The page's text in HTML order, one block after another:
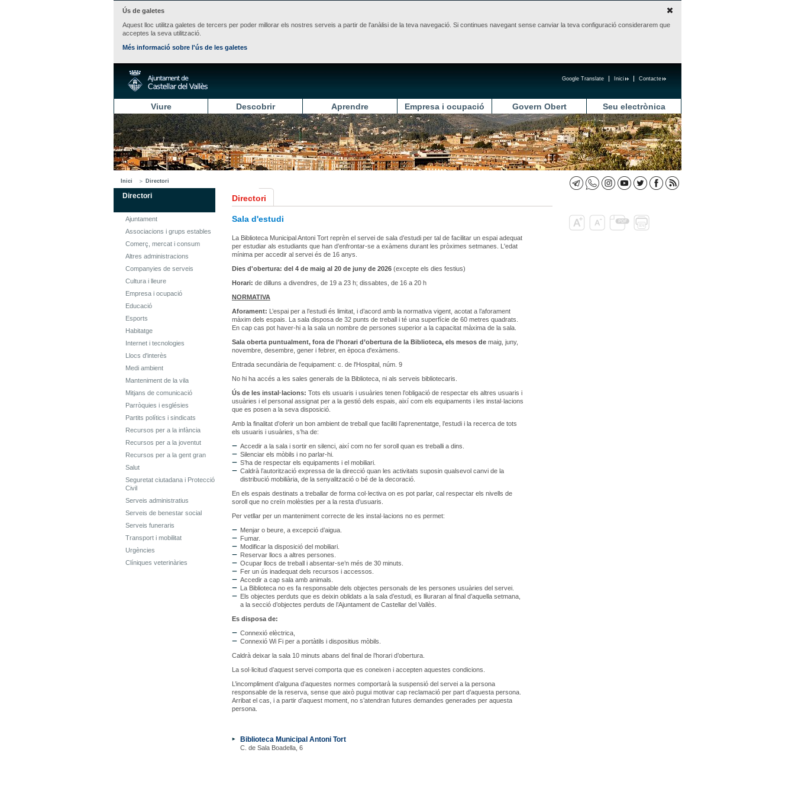
Ús de galetes
Aquest lloc utilitza galetes de tercers per poder millorar els nostres serveis a partir de l'anàlisi de la teva navegació. Si continues navegant sense canviar la teva configuració considerarem que
acceptes la seva utilització.
Més informació sobre l'ús de les galetes
Contacte
Inici
Google Translate
Viure Descobrir Aprendre Empresa i ocupació Govern Obert Seu electrònica
Inici Directori
Directori
Ajuntament
Associacions i grups estables
Comerç, mercat i consum
Altres administracions
Companyies de serveis
Cultura i lleure
Empresa i ocupació
Educació
Esports
Habitatge
Internet i tecnologies
Llocs d'interès
Medi ambient
Manteniment de la vila
Mitjans de comunicació
Parròquies i esglésies
Partits polítics i sindicats
Recursos per a la infància
Recursos per a la joventut
Recursos per a la gent gran
Salut
Seguretat ciutadana i Protecció
Civil
Serveis administratius
Serveis de benestar social
Serveis funeraris
Transport i mobilitat
Urgències
Clíniques veterinàries
Directori
Sala d'estudi
La Biblioteca Municipal Antoni Tort reprèn el servei de sala d’estudi per tal de facilitar un espai adequat
per estudiar als estudiants que han d’enfrontar-se a exàmens durant les pròximes setmanes. L'edat
mínima per accedir al servei és de 16 anys.
Dies d'obertura: del 4 de maig al 20 de juny de 2026 (excepte els dies festius)
Horari: de dilluns a divendres, de 19 a 23 h; dissabtes, de 16 a 20 h
NORMATIVA
Aforament: L’espai per a l’estudi és limitat, i d’acord amb la normativa vigent, acotat a l’aforament
màxim dels espais. La sala disposa de 32 punts de treball i té una superfície de 60 metres quadrats.
En cap cas pot haver-hi a la sala un nombre de persones superior a la capacitat màxima de la sala.
Sala oberta puntualment, fora de l’horari d’obertura de la Biblioteca, els mesos de maig, juny,
novembre, desembre, gener i febrer, en època d'exàmens.
Entrada secundària de l’equipament: c. de l'Hospital, núm. 9
No hi ha accés a les sales generals de la Biblioteca, ni als serveis bibliotecaris.
Ús de les instal·lacions: Tots els usuaris i usuàries tenen l’obligació de respectar els altres usuaris i
usuàries i el personal assignat per a la gestió dels espais, així com els equipaments i les instal·lacions
que es posen a la seva disposició.
Amb la finalitat d’oferir un bon ambient de treball que faciliti l’aprenentatge, l’estudi i la recerca de tots
els usuaris i usuàries, s’ha de:
Accedir a la sala i sortir en silenci, així com no fer soroll quan es treballi a dins.
Silenciar els mòbils i no parlar-hi.
S’ha de respectar els equipaments i el mobiliari.
Caldrà l’autorització expressa de la direcció quan les activitats suposin qualsevol canvi de la
distribució mobiliària, de la senyalització o bé de la decoració.
En els espais destinats a treballar de forma col·lectiva on es pot parlar, cal respectar els nivells de
soroll que no creïn molèsties per a la resta d’usuaris.
Per vetllar per un manteniment correcte de les instal·lacions no es permet:
Menjar o beure, a excepció d’aigua.
Fumar.
Modificar la disposició del mobiliari.
Reservar llocs a altres persones.
Ocupar llocs de treball i absentar-se’n més de 30 minuts.
Fer un ús inadequat dels recursos i accessos.
Accedir a cap sala amb animals.
La Biblioteca no es fa responsable dels objectes personals de les persones usuàries del servei.
Els objectes perduts que es deixin oblidats a la sala d’estudi, es lliuraran al final d’aquella setmana,
a la secció d’objectes perduts de l’Ajuntament de Castellar del Vallès.
Es disposa de:
Connexió elèctrica,
Connexió Wi Fi per a portàtils i dispositius mòbils.
Caldrà deixar la sala 10 minuts abans del final de l’horari d’obertura.
La sol·licitud d’aquest servei comporta que es coneixen i accepten aquestes condicions.
L’incompliment d’alguna d’aquestes normes comportarà la suspensió del servei a la persona
responsable de la reserva, sense que això pugui motivar cap reclamació per part d’aquesta persona.
Arribat el cas, i a partir d’aquest moment, no s’atendran futures demandes generades per aquesta
persona.
Biblioteca Municipal Antoni Tort
C. de Sala Boadella, 6